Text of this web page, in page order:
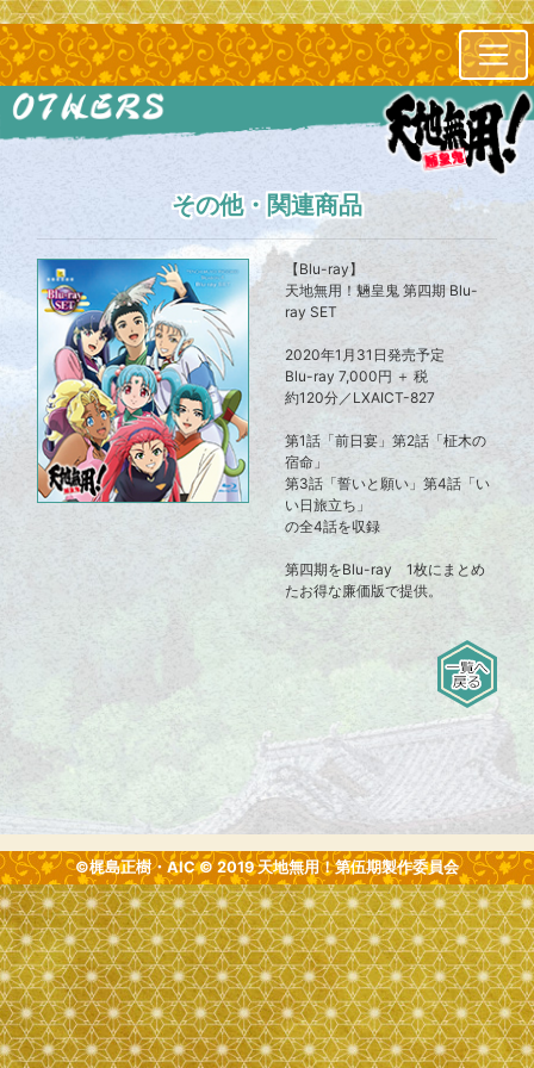
その他・関連商品
【Blu-ray】
天地無用！魎皇鬼 第四期 Blu-
ray SET
2020年1月31日発売予定
Blu-ray 7,000円 ＋ 税
約120分／LXAICT-827
第1話「前日宴」第2話「柾木の
宿命」
第3話「誓いと願い」第4話「い
い日旅立ち」
の全4話を収録
第四期をBlu-ray 1枚にまとめ
たお得な廉価版で提供。
©梶島正樹・AIC © 2019 天地無用！第伍期製作委員会